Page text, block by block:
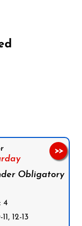
Obligatory
4
12-13
>>